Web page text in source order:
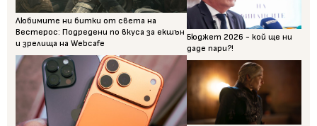
Любимите ни битки от света на
Вестерос: Подредени по вкуса за екшън
и зрелища на Webcafe
Бюджет 2026 - кой ще ни
даде пари?!